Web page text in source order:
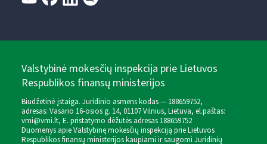
Valstybinė mokesčių inspekcija prie Lietuvos
Respublikos finansų ministerijos
Biudžetinė įstaiga. Juridinio asmens kodas — 188659752,
adresas: Vasario 16-osios g. 14, 01107 Vilnius, Lietuva, el.paštas:
vmi@vmi.lt, E. pristatymo dėžutės adresas 188659752
Duomenys apie Valstybinę mokesčių inspekciją prie Lietuvos
Respublikos finansų ministerijos kaupiami ir saugomi Juridinių